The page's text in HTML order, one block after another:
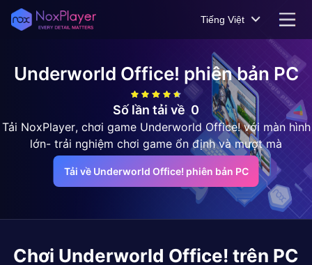
Tiếng Việt
Underworld Office! phiên bản PC
Số lần tải về 0
Tải NoxPlayer, chơi game Underworld Office! với màn hình
lớn- trải nghiệm chơi game ổn định và mượt mà
Tải về Underworld Office! phiên bản PC
Chơi Underworld Office! trên PC